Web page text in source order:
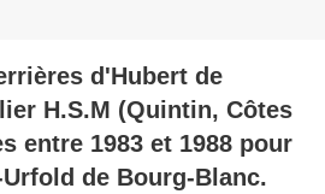
d'Hubert de
H.S.M (Quintin, Côtes
entre 1983 et 1988 pour
de Bourg-Blanc.